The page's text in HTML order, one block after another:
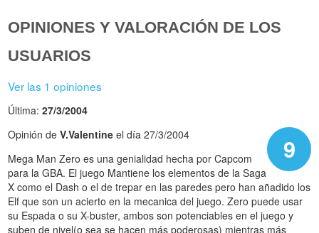
OPINIONES Y VALORACIÓN DE LOS
USUARIOS
Ver las 1 opiniones
Última:27/3/2004
9
Opinión deV.Valentine el día 27/3/2004
Mega Man Zero es una genialidad hecha por Capcom
para la GBA. El juego Mantiene los elementos de la Saga
X como el Dash o el de trepar en las paredes pero han añadido los
Elf que son un acierto en la mecanica del juego. Zero puede usar
su Espada o su X-buster, ambos son potenciables en el juego y
suben de nivel(o sea se hacen más poderosas) mientras más